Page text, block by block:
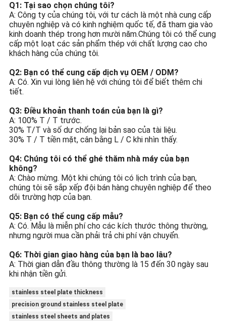
Q1: Tại sao chọn chúng tôi?
A: Công ty của chúng tôi, với tư cách là một nhà cung cấp
chuyên nghiệp và có kinh nghiệm quốc tế, đã tham gia vào
kinh doanh thép trong hơn mười năm.Chúng tôi có thể cung
cấp một loạt các sản phẩm thép với chất lượng cao cho
khách hàng của chúng tôi.
Q2: Bạn có thể cung cấp dịch vụ OEM / ODM?
A: Có. Xin vui lòng liên hệ với chúng tôi để biết thêm chi
tiết.
Q3: Điều khoản thanh toán của bạn là gì?
A: 100% T / T trước.
30% T/T và số dư chống lại bản sao của tài liệu.
30% T / T tiền mặt, cân bằng L / C khi nhìn thấy.
Q4: Chúng tôi có thể ghé thăm nhà máy của bạn
không?
A: Chào mừng. Một khi chúng tôi có lịch trình của bạn,
chúng tôi sẽ sắp xếp đội bán hàng chuyên nghiệp để theo
dõi trường hợp của bạn.
Q5: Bạn có thể cung cấp mẫu?
A: Có. Mẫu là miễn phí cho các kích thước thông thường,
nhưng người mua cần phải trả chi phí vận chuyển.
Q6: Thời gian giao hàng của bạn là bao lâu?
A: Thời gian dẫn đầu thông thường là 15 đến 30 ngày sau
khi nhận tiền gửi.
stainless steel plate thickness
precision ground stainless steel plate
stainless steel sheets and plates